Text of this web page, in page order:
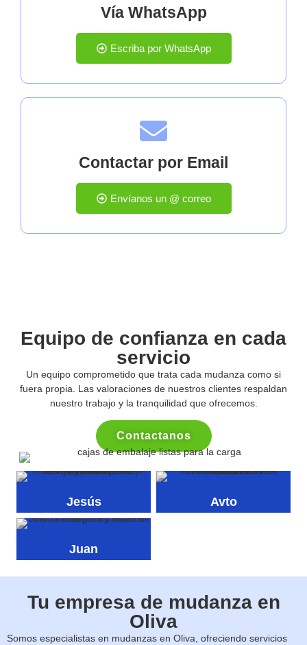
Vía WhatsApp
Escriba por WhatsApp
Contactar por Email
Envíanos un @ correo
Equipo de confianza en cada
servicio
Un equipo comprometido que trata cada mudanza como si
fuera propia. Las valoraciones de nuestros clientes respaldan
nuestro trabajo y la tranquilidad que ofrecemos.
Contactanos
Jesús Avto
Juan
Tu empresa de mudanza en
Oliva
Somos especialistas en mudanzas en Oliva, ofreciendo servicios